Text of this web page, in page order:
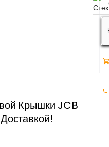
Крышки JCB